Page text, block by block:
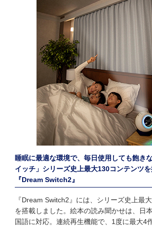
睡眠に最適な環境で、毎日使用しても飽き
イッチ」シリーズ史上最大130コンテンツ
『Dream Switch2』
『Dream Switch2』には、シリーズ史上最
を搭載しました。絵本の読み聞かせは、日
国語に対応。連続再生機能で、1度に最大4